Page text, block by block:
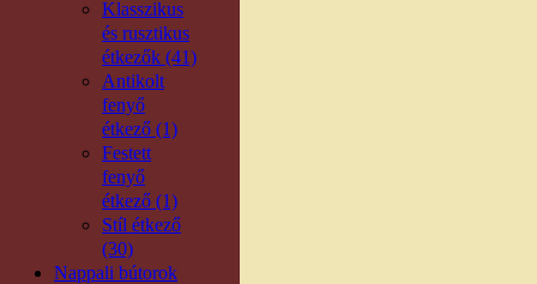
Klasszikus
és rusztikus
étkezők (41)
Antikolt
fenyő
étkező (1)
Festett
fenyő
étkező (1)
Stíl étkező
(30)
Nappali bútorok